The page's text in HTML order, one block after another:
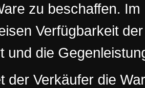
zu beschaffen.
Verfügbarkeit
und die
der Verkäufer die